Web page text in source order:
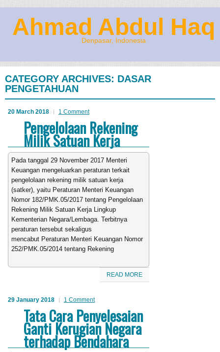
Ahmad Abdul Haq
Denpasar, Indonesia
CATEGORY ARCHIVES: DASAR
PENGETAHUAN
20 March 2018 1 Comment
Pengelolaan Rekening
Milik Satuan Kerja
Pada tanggal 29 November 2017 Menteri
Keuangan mengeluarkan peraturan terkait
pengelolaan rekening milik satuan kerja
(satker), yaitu Peraturan Menteri Keuangan
Nomor 182/PMK.05/2017 tentang Pengelolaan
Rekening Milik Satuan Kerja Lingkup
Kementerian Negara/Lembaga. Terbitnya
peraturan tersebut sekaligus
mencabut Peraturan Menteri Keuangan Nomor
252/PMK.05/2014 tentang Rekening
READ MORE
29 January 2018 1 Comment
Tata Cara Penyelesaian
Ganti Kerugian Negara
terhadap Bendahara